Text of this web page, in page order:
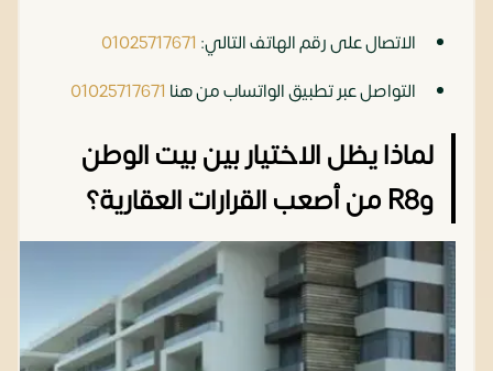
الاتصال على رقم الهاتف التالي: 01025717671
التواصل عبر تطبيق الواتساب من هنا 01025717671
لماذا يظل الاختيار بين بيت الوطن
وR8 من أصعب القرارات العقارية؟